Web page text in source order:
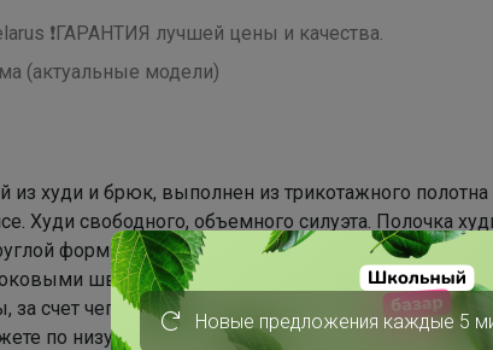
❗ГАРАНТИЯ лучшей цены и качества.
(актуальные модели)
худи и брюк, выполнен из трикотажного полотна
Худи свободного, объемного силуэта. Полочка
формы с капюшоном. Верхняя часть спинки
швами на полочку. Нижняя часть спинки
за счет чего образуется объем. Рукав одношовный,
по низу.
Новые предложения каждые 5